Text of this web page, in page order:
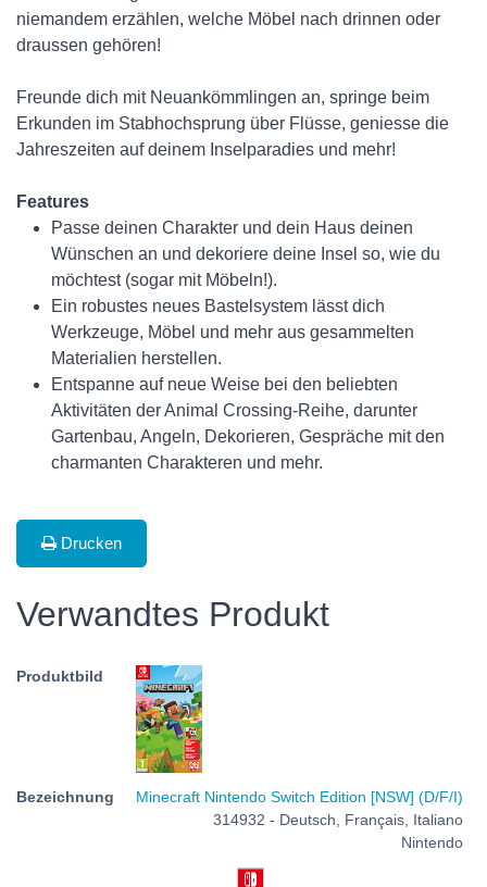
niemandem erzählen, welche Möbel nach drinnen oder
draussen gehören!
Freunde dich mit Neuankömmlingen an, springe beim
Erkunden im Stabhochsprung über Flüsse, geniesse die
Jahreszeiten auf deinem Inselparadies und mehr!
Features
Passe deinen Charakter und dein Haus deinen
Wünschen an und dekoriere deine Insel so, wie du
möchtest (sogar mit Möbeln!).
Ein robustes neues Bastelsystem lässt dich
Werkzeuge, Möbel und mehr aus gesammelten
Materialien herstellen.
Entspanne auf neue Weise bei den beliebten
Aktivitäten der Animal Crossing-Reihe, darunter
Gartenbau, Angeln, Dekorieren, Gespräche mit den
charmanten Charakteren und mehr.
Drucken
Verwandtes Produkt
Minecraft Nintendo Switch Edition [NSW] (D/F/I)
314932 - Deutsch, Français, Italiano
Nintendo